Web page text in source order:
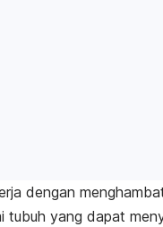
dengan
tubuh yang dapat